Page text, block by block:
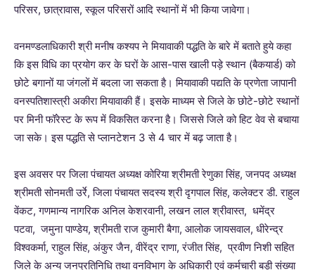
परिसर, छात्रावास, स्कूल परिसरों आदि स्थानों में भी किया जावेगा।
वनमण्डलाधिकारी श्री मनीष कश्यप ने मियावाकी पद्धति के बारे में बताते हुये कहा
कि इस विधि का प्रयोग कर के घरों के आस-पास खाली पड़े स्थान (बैकयार्ड) को
छोटे बगानों या जंगलों में बदला जा सकता है। मियावाकी पद्यति के प्रणेता जापानी
वनस्पतिशास्त्री अकीरा मियावाकी हैं। इसके माध्यम से जिले के छोटे-छोटे स्थानों
पर मिनी फॉरेस्ट के रूप में विकसित करना है। जिससे जिले को हिट वेव से बचाया
जा सके। इस पद्धति से प्लानटेशन 3 से 4 चार में बढ़ जाता है।
इस अवसर पर जिला पंचायत अध्यक्ष कोरिया श्रीमती रेणुका सिंह, जनपद अध्यक्ष
श्रीमती सोनमती उर्रे, जिला पंचायत सदस्य श्री दृगपाल सिंह, कलेक्टर डी. राहुल
वेंकट, गणमान्य नागरिक अनिल केशरवानी, लखन लाल श्रीवास्त, धमेंद्र
पटवा, जमुना पाण्डेय, श्रीमती राज कुमारी बैगा, आलोक जायसवाल, धीरेन्द्र
विश्वकर्मा, राहुल सिंह, अंकुर जैन, वीरेंद्र राणा, रंजीत सिंह, प्रवीण निशी सहित
जिले के अन्य जनप्रतिनिधि तथा वनविभाग के अधिकारी एवं कर्मचारी बड़ी संख्या